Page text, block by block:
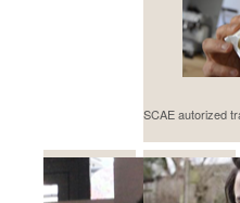
SCAE autorized